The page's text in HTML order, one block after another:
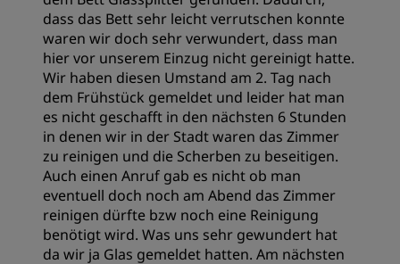
dass das Bett sehr leicht verrutschen konnte
waren wir doch sehr verwundert, dass man
hier vor unserem Einzug nicht gereinigt hatte.
Wir haben diesen Umstand am 2. Tag nach
dem Frühstück gemeldet und leider hat man
es nicht geschafft in den nächsten 6 Stunden
in denen wir in der Stadt waren das Zimmer
zu reinigen und die Scherben zu beseitigen.
Auch einen Anruf gab es nicht ob man
eventuell doch noch am Abend das Zimmer
reinigen dürfte bzw noch eine Reinigung
benötigt wird. Was uns sehr gewundert hat
da wir ja Glas gemeldet hatten. Am nächsten